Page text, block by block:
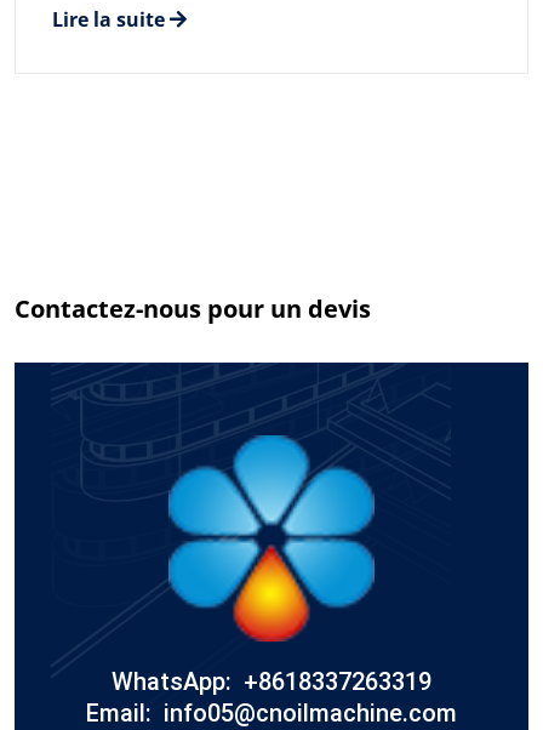
Lire la suite
Contactez-nous pour un devis
WhatsApp: +8618337263319
Email: info05@cnoilmachine.com